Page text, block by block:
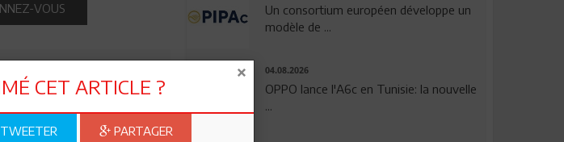
VOUS
27 Commentaires
Un consortium européen développe un
modèle de ...
04.08.2026
OPPO lance l'A6c en Tunisie: la nouvelle
CET ARTICLE ?
PARTAGER